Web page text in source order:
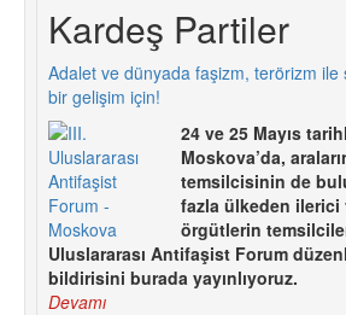
Kardeş Partiler
Adalet ve dünyada faşizm, terörizm ile
bir gelişim için!
24 ve 25 Mayıs
Moskova’da,
temsilcisinin de
fazla ülkeden
örgütlerin
Uluslararası Antifaşist Forum
bildirisini burada yayınlıyoruz.
Devamı